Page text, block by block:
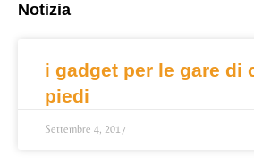
Notizia
i gadget per le gare di
piedi
Settembre 4, 2017